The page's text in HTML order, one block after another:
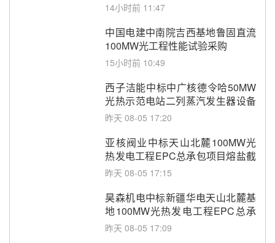
14小时前 11:47
中国电建中南院吉西基地鲁固直流
100MW光工程性能试验采购
15小时前 10:49
西子洁能中标中广核德令哈50MW
光热示范电站二列蒸汽发生器设备
采购
昨天 08-05 17:20
亚核阀业中标天山北麓100MW光
热发电工程EPC总承包项目熔盐截
止阀、熔盐三偏心蝶阀采购
昨天 08-05 17:15
昊森机电中标新疆华电天山北麓基
地100MW光热发电工程EPC总承
包项目熔盐介质超声波流量计采购
昨天 08-05 17:09